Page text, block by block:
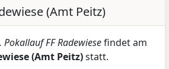
(Amt Peitz)
Pokallauf FF Radewiesefindet am
(Amt Peitz)statt.